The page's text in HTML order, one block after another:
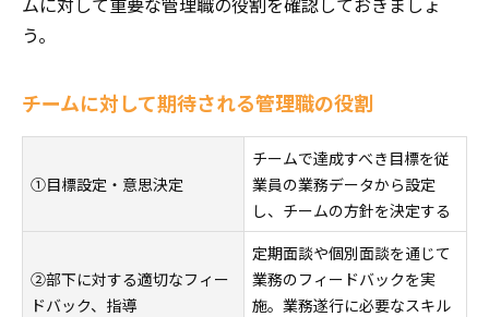
う。
チームに対して期待される管理職の役割
①目標設定・意思決定
チームで達成すべき目標を従
業員の業務データから設定
し、チームの方針を決定する
②部下に対する適切なフィー
ドバック、指導
定期面談や個別面談を通じて
業務のフィードバックを実
施。業務遂行に必要なスキル